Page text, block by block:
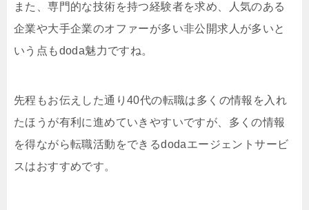
また、専門的な技術を持つ経験者を求め、人気のある
企業や大手企業のオファーが多い非公開求人が多いと
いう点もdoda魅力ですね。
先程もお伝えした通り40代の転職は多くの情報を入れ
たほうが有利に進めていきやすいですが、多くの情報
を得ながら転職活動をできるdodaエージェントサービ
スはおすすめです。